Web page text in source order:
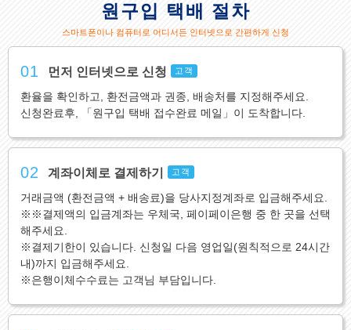
원구입 택배 절차
스마트폰이나 컴퓨터로 어디서든 인터넷으로 간편하게 신청
01 먼저 인터넷으로 신청 고객
환율을 확인하고, 환전금액과 권종, 배송처를 지정해주세요.
신청완료후, 「원구입 택배 접수완료 메일」이 도착합니다.
02 계좌이체로 결제하기 고객
거래금액 (환전금액 + 배송료)을 당사지정계좌로 입금해주세요.
※※결제액의 입금계좌는 우체국, 페이페이은행 중 한 곳을 선택
해주세요.
※결제기한이 있습니다. 신청일 다음 영업일(원칙적으로 24시간
내)까지 입금해주세요.
※은행이체수수료는 고객님 부담입니다.